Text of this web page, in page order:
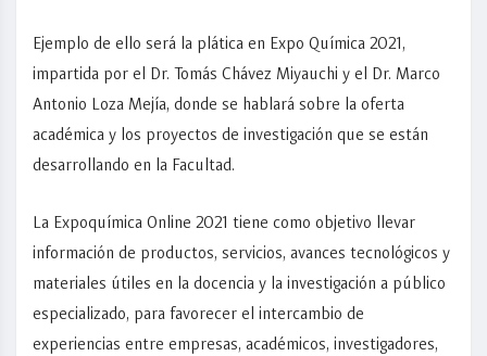
Ejemplo de ello será la plática en Expo Química 2021,
impartida por el Dr. Tomás Chávez Miyauchi y el Dr. Marco
Antonio Loza Mejía, donde se hablará sobre la oferta
académica y los proyectos de investigación que se están
desarrollando en la Facultad.
La Expoquímica Online 2021 tiene como objetivo llevar
información de productos, servicios, avances tecnológicos y
materiales útiles en la docencia y la investigación a público
especializado, para favorecer el intercambio de
experiencias entre empresas, académicos, investigadores,